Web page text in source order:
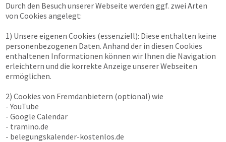
Durch den Besuch unserer Webseite werden ggf. zwei Arten
von Cookies angelegt:
1) Unsere eigenen Cookies (essenziell): Diese enthalten keine
personenbezogenen Daten. Anhand der in diesen Cookies
enthaltenen Informationen können wir Ihnen die Navigation
erleichtern und die korrekte Anzeige unserer Webseiten
ermöglichen.
2) Cookies von Fremdanbietern (optional) wie
- YouTube
- Google Calendar
- tramino.de
- belegungskalender-kostenlos.de